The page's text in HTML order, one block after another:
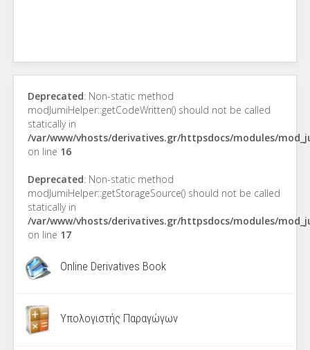
Deprecated: Non-static method
modJumiHelper::getCodeWritten() should not be called
statically in
/var/www/vhosts/derivatives.gr/httpsdocs/modules/
on line 16
Deprecated: Non-static method
modJumiHelper::getStorageSource() should not be called
statically in
/var/www/vhosts/derivatives.gr/httpsdocs/modules/
on line 17
Online Derivatives Book
Υπολογιστής Παραγώγων